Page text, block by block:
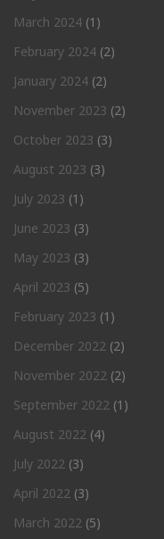
March 2024 (1)
February 2024 (2)
January 2024 (2)
November 2023 (2)
October 2023 (3)
August 2023 (3)
July 2023 (1)
June 2023 (3)
May 2023 (3)
April 2023 (5)
February 2023 (1)
December 2022 (2)
November 2022 (2)
September 2022 (1)
August 2022 (4)
July 2022 (3)
April 2022 (3)
March 2022 (5)